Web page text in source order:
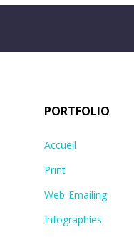
PORTFOLIO
Accueil
Print
Web-Emailing
Infographies